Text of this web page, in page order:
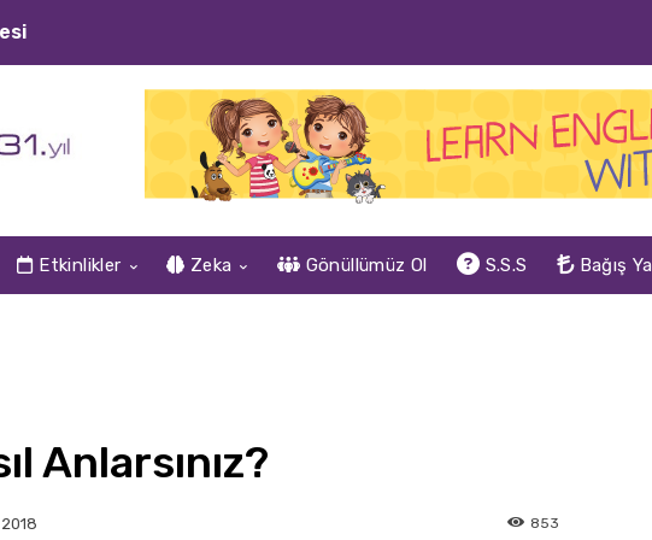
Etkinlikler Zeka Gönüllümüz Ol S.S.S Bağış
Anlarsınız?
853